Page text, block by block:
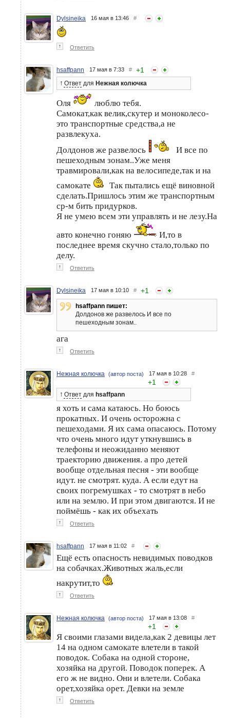
Dylsineika 16 мая в 13:46 #
↑ Ответить
hsaffpann 17 мая в 7:33 # +1
↑ Ответ для Нежная колючка
Оля
люблю тебя.
Самокат,как велик,скутер и моноколесо-
это транспортные средства,а не
развлекуха.
Долдонов же развелось
И все по
пешеходным зонам..Уже меня
травмировали,как на велосипеде,так и на
самокате
Так пытались ещё виновной
сделать.Пришлось этим же транспортным
ср-м бить придурков.
Я не умею всем эти управлять и не лезу.На
авто конечно гоняю
И,то в
последнее время скучно стало,только по
делу.
↑ Ответить
Dylsineika 17 мая в 10:10 # +1
hsaffpann пишет:
Долдонов же развелось И все по
пешеходным зонам..
ага
↑ Ответить
Нежная колючка (автор поста) 17 мая в 10:28 #
+1
↑ Ответ для hsaffpann
я хоть и сама катаюсь. Но боюсь
прокатных. И очень осторожна с
пешеходами. Я их сама опасаюсь. Потому
что очень много идут уткнувшись в
телефоны и неожиданно меняют
траекторию движения. а про детей
вообще отдельная песня - эти вообще
идут. не смотрят. куда. А если едут на
своих погремушках - то смотрят в небо
или на землю. И при этом двигаются. И не
поймёшь - как их объехать
↑ Ответить
hsaffpann 17 мая в 11:02 #
Ещё есть опасность невидимых поводков
на собачках.Животных жаль,если
накрутит,то
↑ Ответить
Нежная колючка (автор поста) 17 мая в 13:08 #
+1
Я своими глазами видела,как 2 девицы лет
14 на одном самокате влетели в такой
поводок. Собака на одной стороне,
хозяйка на другой. Поводок поперек. А
его ж не видно. Они и влетели. Собака
орет,хозяйка орет. Девки на земле
↑ Ответить